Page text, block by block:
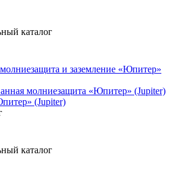
каталог
и заземление «Юпитер»
молниезащита «Юпитер» (Jupiter)
(Jupiter)
каталог